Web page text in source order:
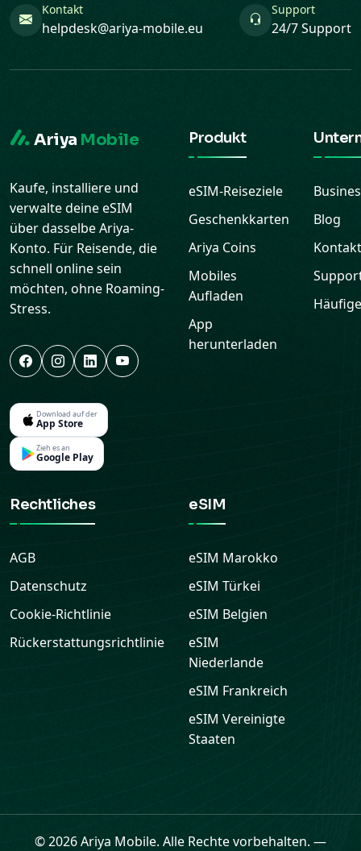
Kontakt
helpdesk@ariya-mobile.eu
Support
24/7 Support
Ariya Mobile
Kaufe, installiere und
verwalte deine eSIM
über dasselbe Ariya-
Konto. Für Reisende, die
schnell online sein
möchten, ohne Roaming-
Stress.
Download auf der
App Store
Zieh es an
Google Play
Produkt
eSIM-Reiseziele
Geschenkkarten
Ariya Coins
Mobiles
Aufladen
App
herunterladen
Blog
Kontakt
Rechtliches
AGB
Datenschutz
Cookie-Richtlinie
Rückerstattungsrichtlinie
eSIM
eSIM Marokko
eSIM Türkei
eSIM Belgien
eSIM
Niederlande
eSIM Frankreich
eSIM Vereinigte
Staaten
© 2026 Ariya Mobile. Alle Rechte vorbehalten. —